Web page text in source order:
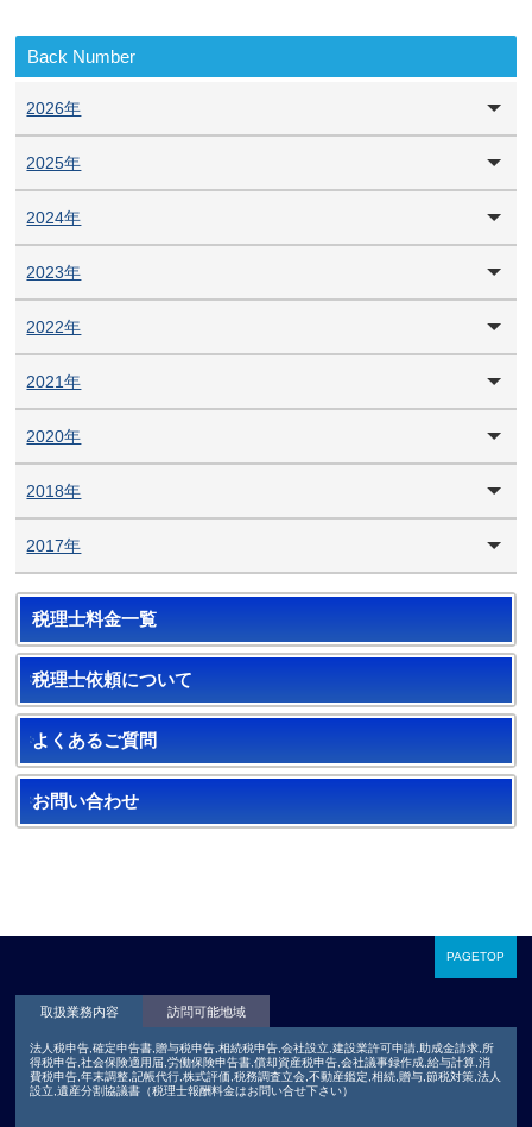
Back Number
2026年
2025年
2024年
2023年
2022年
2021年
2020年
2018年
2017年
税理士料金一覧
税理士依頼について
よくあるご質問
お問い合わせ
PAGETOP
取扱業務内容 訪問可能地域
法人税申告,確定申告書,贈与税申告,相続税申告,会社設立,建設業許可申請,助成金請求,所
得税申告,社会保険適用届,労働保険申告書,償却資産税申告,会社議事録作成,給与計算,消
費税申告,年末調整,記帳代行,株式評価,税務調査立会,不動産鑑定,相続,贈与,節税対策,法人
設立,遺産分割協議書（税理士報酬料金はお問い合せ下さい）